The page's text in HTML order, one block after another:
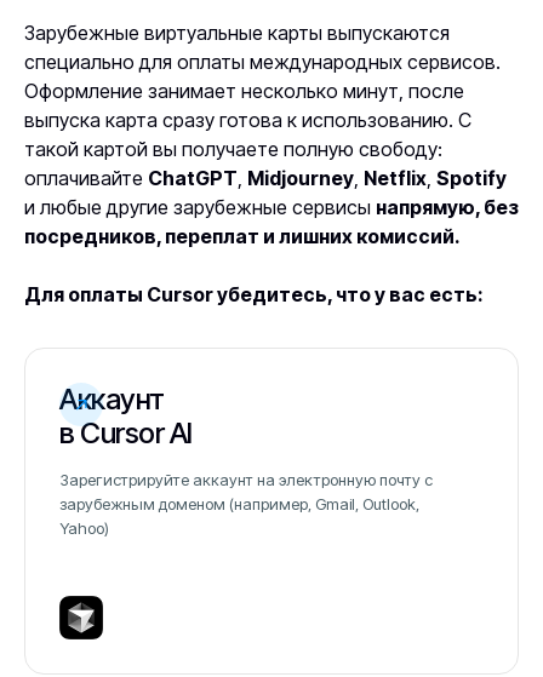
Зарубежные виртуальные карты выпускаются
специально для оплаты международных сервисов.
Оформление занимает несколько минут, после
выпуска карта сразу готова к использованию. С
такой картой вы получаете полную свободу:
оплачивайте ChatGPT, Midjourney, Netflix, Spotify
и любые другие зарубежные сервисы напрямую, без
посредников, переплат и лишних комиссий.
Для оплаты Cursor убедитесь, что у вас есть:
Аккаунт
в Cursor AI
Зарегистрируйте аккаунт на электронную почту с
зарубежным доменом (например, Gmail, Outlook,
Yahoo)